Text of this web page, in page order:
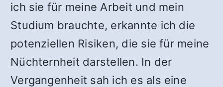
ich sie für meine Arbeit und mein
Studium brauchte, erkannte ich die
potenziellen Risiken, die sie für meine
Nüchternheit darstellen. In der
Vergangenheit sah ich es als eine